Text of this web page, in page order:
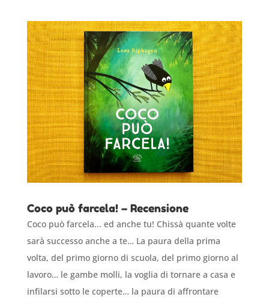
Coco può farcela! – Recensione
Coco può farcela... ed anche tu! Chissà quante volte
sarà successo anche a te… La paura della prima
volta, del primo giorno di scuola, del primo giorno al
lavoro… le gambe molli, la voglia di tornare a casa e
infilarsi sotto le coperte… la paura di affrontare